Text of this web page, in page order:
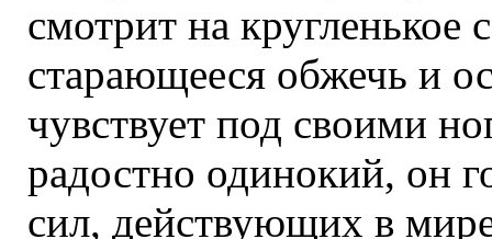
смотрит на кругленькое
старающееся обжечь и
чувствует под своими
радостно одинокий, он
сил, действующих в